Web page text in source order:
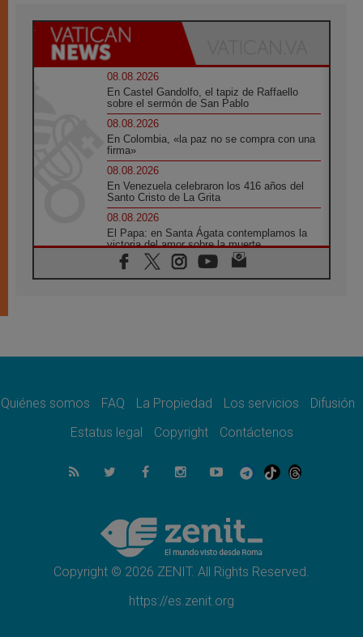
08.08.2026
En Castel Gandolfo, el tapiz de Raffaello
sobre el sermón de San Pablo
08.08.2026
En Colombia, «la paz no se compra con una
firma»
08.08.2026
En Venezuela celebraron los 416 años del
Santo Cristo de La Grita
08.08.2026
El Papa: en Santa Ágata contemplamos la
victoria del amor sobre la muerte
08.08.2026
León XIV visitará el Santuario de la Madre
07.08.2026
07.08.2026
el compromiso del cristiano"
La matanza de niños en Gaza no cesa: 300
muertos en 300 días
Tagle: La guerra desfigura el mundo, solo la
revelación de Dios lo transfigura
Quiénes somos FAQ La Propiedad Los servicios
Difusión
Estatus legal
Copyright Contáctenos
Copyright © 2026 ZENIT. All Rights Reserved.
https://es.zenit.org